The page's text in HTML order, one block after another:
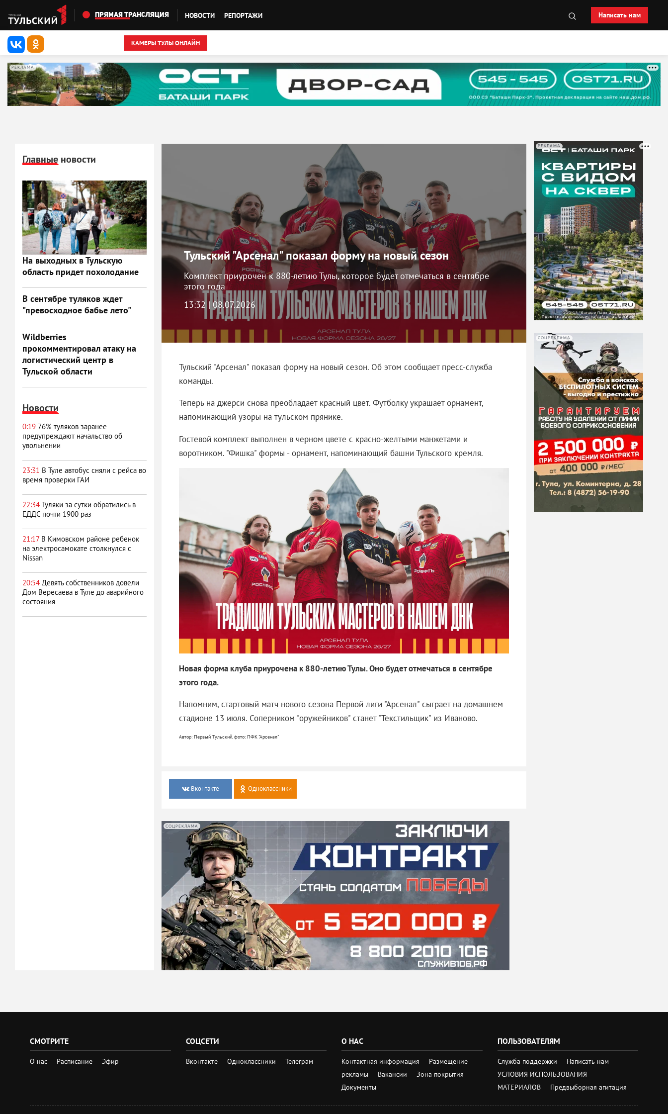
Перейти к основному содержанию
ПРЯМАЯ ТРАНСЛЯЦИЯ НОВОСТИ РЕПОРТАЖИ Написать нам
КАМЕРЫ ТУЛЫ ОНЛАЙН
РЕКЛАМА
Главные новости
На выходных в Тульскую
область придет похолодание
В сентябре туляков ждет
"превосходное бабье лето"
Wildberries
прокомментировал атаку на
логистический центр в
Тульской области
Новости
0:19 76% туляков заранее
предупреждают начальство об
увольнении
23:31 В Туле автобус сняли с рейса во
время проверки ГАИ
22:34 Туляки за сутки обратились в
ЕДДС почти 1900 раз
21:17 В Кимовском районе ребенок
на электросамокате столкнулся с
Nissan
20:54 Девять собственников довели
Дом Вересаева в Туле до аварийного
состояния
Тульский "Арсенал" показал форму на новый сезон
Комплект приурочен к 880-летию Тулы, которое будет отмечаться в сентябре
этого года
13:32 | 08.07.2026
Тульский "Арсенал" показал форму на новый сезон. Об этом сообщает пресс-служба
команды.
Теперь на джерси снова преобладает красный цвет. Футболку украшает орнамент,
напоминающий узоры на тульском прянике.
Гостевой комплект выполнен в черном цвете с красно-желтыми манжетами и
воротником. "Фишка" формы - орнамент, напоминающий башни Тульского кремля.
Новая форма клуба приурочена к 880-летию Тулы. Оно будет отмечаться в сентябре
этого года.
Напомним, стартовый матч нового сезона Первой лиги "Арсенал" сыграет на домашнем
стадионе 13 июля. Соперником "оружейников" станет "Текстильщик" из Иваново.
Автор: Первый Тульский, фото: ПФК "Арсенал"
Вконтакте Одноклассники
СОЦРЕКЛАМА
РЕКЛАМА
СОЦРЕКЛАМА
СМОТРИТЕ
О нас Расписание Эфир
СОЦСЕТИ
Вконтакте Одноклассники Телеграм
О НАС
Контактная информация
Размещение
рекламы
Вакансии
Зона покрытия
Документы
ПОЛЬЗОВАТЕЛЯМ
Служба поддержки
Написать нам
УСЛОВИЯ ИСПОЛЬЗОВАНИЯ
МАТЕРИАЛОВ
Предвыборная агитация